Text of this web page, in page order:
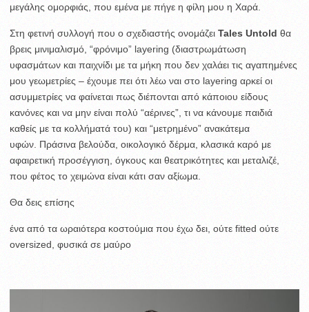
μεγάλης ομορφιάς, που εμένα με πήγε η φίλη μου η Χαρά.
Στη φετινή συλλογή που ο σχεδιαστής ονομάζει Tales Untold θα
βρεις μινιμαλισμό, “φρόνιμο” layering (διαστρωμάτωση
υφασμάτων και παιχνίδι με τα μήκη που δεν χαλάει τις αγαπημένες
μου γεωμετρίες – έχουμε πει ότι λέω ναι στο layering αρκεί οι
ασυμμετρίες να φαίνεται πως διέπονται από κάποιου είδους
κανόνες και να μην είναι πολύ “αέρινες”, τι να κάνουμε παιδιά
καθείς με τα κολλήματά του) και “μετρημένο” ανακάτεμα
υφών. Πράσινα βελούδα, οικολογικό δέρμα, κλασικά καρό με
αφαιρετική προσέγγιση, όγκους και θεατρικότητες και μεταλιζέ,
που φέτος το χειμώνα είναι κάτι σαν αξίωμα.
Θα δεις επίσης
ένα από τα ωραιότερα κοστούμια που έχω δει, ούτε fitted ούτε
oversized, φυσικά σε μαύρο